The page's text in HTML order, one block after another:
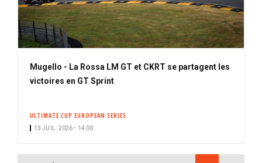
Mugello - La Rossa LM GT et CKRT se partagent les
victoires en GT Sprint
ULTIMATE CUP EUROPEAN SERIES
13 JUIL. 2026 • 14:00